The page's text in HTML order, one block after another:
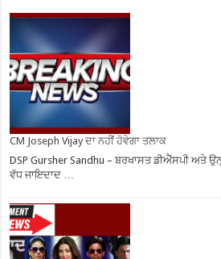
CM Joseph Vijay ਦਾ ਨਹੀਂ ਹੋਵੇਗਾ ਤਲਾਕ
DSP Gursher Sandhu – ਬਰਖਾਸਤ ਡੀਐੱਸਪੀ ਅਤੇ
ਵੱਧ ਜਾਇਦਾਦ …